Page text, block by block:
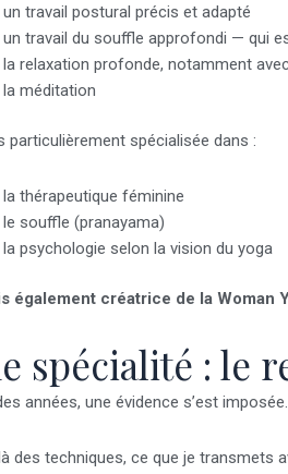
un travail postural précis et adapté
un travail du souffle approfondi — qui
la relaxation profonde, notamment
la méditation
particulièrement spécialisée dans :
la thérapeutique féminine
le souffle (pranayama)
la psychologie selon la vision du yoga
également créatrice de la Woman
spécialité : le
années, une évidence s’est imposée.
des techniques, ce que je transmets